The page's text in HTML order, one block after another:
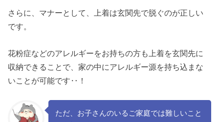
さらに、マナーとして、上着は玄関先で脱ぐのが正しい
です。
花粉症などのアレルギーをお持ちの方も上着を玄関先に
収納できることで、家の中にアレルギー源を持ち込まな
いことが可能です‥！
ただ、お子さんのいるご家庭では難しいこと